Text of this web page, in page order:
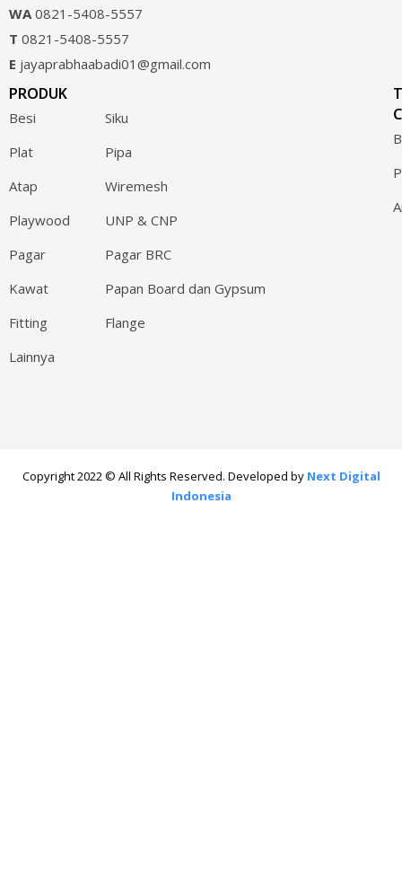
WA 0821-5408-5557
T 0821-5408-5557
E jayaprabhaabadi01@gmail.com
PRODUK
Besi
Siku
Plat
Pipa
Atap
Wiremesh
Playwood
UNP & CNP
Pagar
Pagar BRC
Kawat
Papan Board dan Gypsum
Fitting
Flange
Lainnya
Copyright 2022 © All Rights Reserved. Developed by Next Digital
Indonesia